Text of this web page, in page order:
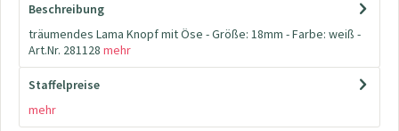
Beschreibung
träumendes Lama Knopf mit Öse - Größe: 18mm - Farbe: weiß -
Art.Nr. 281128 mehr
Staffelpreise
mehr